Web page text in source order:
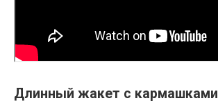
Длинный жакет с кармашками